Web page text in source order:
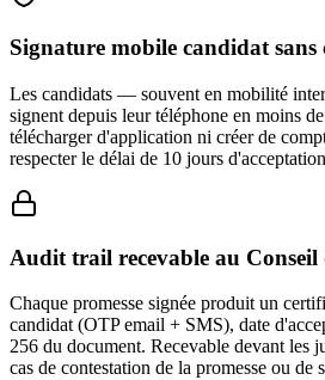
Signature mobile candidat sans
Les candidats — souvent en mobilité
signent depuis leur téléphone en moins
télécharger d'application ni créer de
respecter le délai de 10 jours
Audit trail recevable au
Chaque promesse signée produit un
candidat (OTP email + SMS), date
256 du document. Recevable devant les
cas de contestation de la promesse ou de